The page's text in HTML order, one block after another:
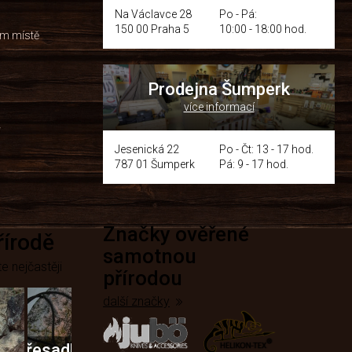
místě
Na Václavce 28
150 00 Praha 5
Po - Pá:
10:00 - 18:00 hod.
Prodejna Šumperk
více informací
Jesenická 22
787 01 Šumperk
Po - Čt: 13 - 17 hod.
Pá: 9 - 17 hod.
nejčastěji
Značky ověřené
samotnou
přírodou
další značky